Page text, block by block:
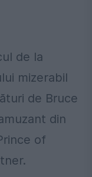
de la
mizerabil
de Bruce
din
of
.